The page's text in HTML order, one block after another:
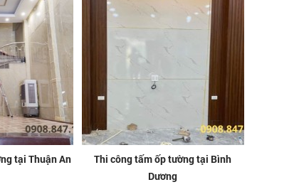
tại Thuận An
Thi công tấm ốp tường tại Bình
Dương